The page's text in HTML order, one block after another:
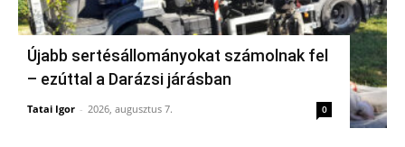
Újabb sertésállományokat számolnak fel
– ezúttal a Darázsi járásban
Tatai Igor - 2026, augusztus 7. 0